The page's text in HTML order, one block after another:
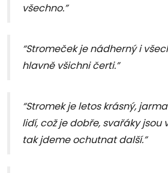
všechno.”
“Stromeček je nádherný i
hlavně všichni čerti.”
“Stromek je letos krásný,
lidí, což je dobře, svařáky jsou
tak jdeme ochutnat další.”